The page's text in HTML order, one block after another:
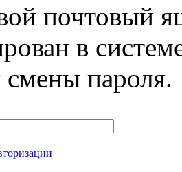
почтовый
в
смены пароля.